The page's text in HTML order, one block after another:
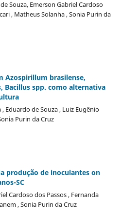
Souza, Emerson Gabriel Cardoso
, Matheus Solanha , Sonia Purin da
Azospirillum brasilense,
Bacillus spp. como alternativa
Eduardo de Souza , Luiz Eugênio
Purin da Cruz
produção de inoculantes on
SC
Cardoso dos Passos , Fernanda
, Sonia Purin da Cruz